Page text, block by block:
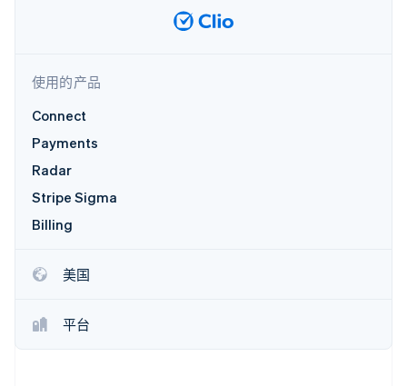
使用的产品
Connect
Payments
Radar
Stripe Sigma
Billing
美国
平台